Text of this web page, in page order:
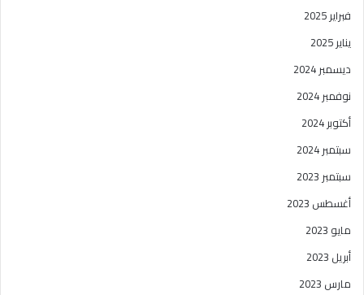
فبراير 2025
يناير 2025
ديسمبر 2024
نوفمبر 2024
أكتوبر 2024
سبتمبر 2024
سبتمبر 2023
أغسطس 2023
مايو 2023
أبريل 2023
مارس 2023